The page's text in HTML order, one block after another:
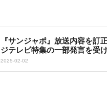
『サンジャポ』放送内容を
ジテレビ特集の一部発言を受
2025-02-02